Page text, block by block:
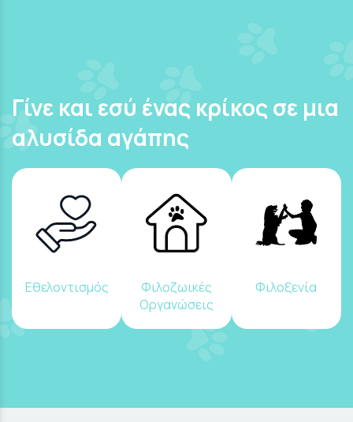
Γίνε και εσύ ένας κρίκος σε μια
αλυσίδα αγάπης
Εθελοντισμός
Φιλοζωικές
Οργανώσεις
Φιλοξενία